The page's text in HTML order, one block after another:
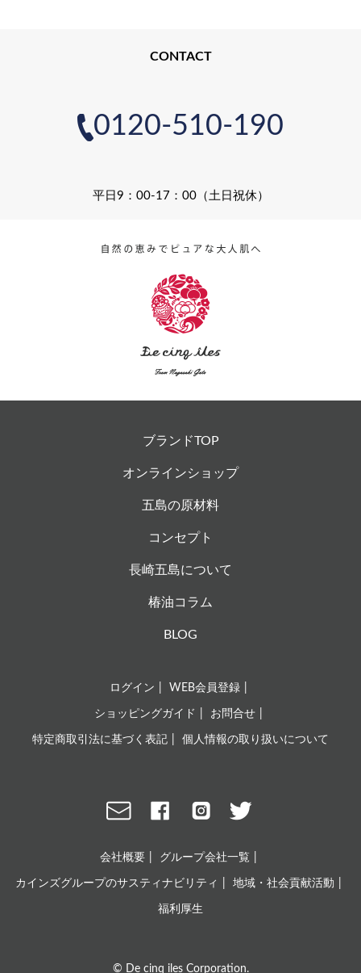
CONTACT
0120-510-190
平日9：00-17：00（土日祝休）
ブランドTOP
オンラインショップ
五島の原材料
コンセプト
長崎五島について
椿油コラム
BLOG
ログイン WEB会員登録
ショッピングガイド お問合せ
特定商取引法に基づく表記 個人情報の取り扱いについて
会社概要 グループ会社一覧
カインズグループのサスティナビリティ 地域・社会貢献活動
福利厚生
© De cinq iles Corporation.